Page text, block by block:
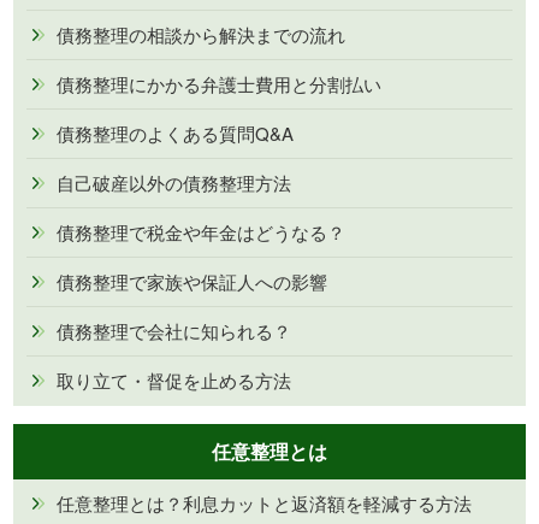
債務整理の相談から解決までの流れ
債務整理にかかる弁護士費用と分割払い
債務整理のよくある質問Q&A
自己破産以外の債務整理方法
債務整理で税金や年金はどうなる？
債務整理で家族や保証人への影響
債務整理で会社に知られる？
取り立て・督促を止める方法
任意整理とは
任意整理とは？利息カットと返済額を軽減する方法